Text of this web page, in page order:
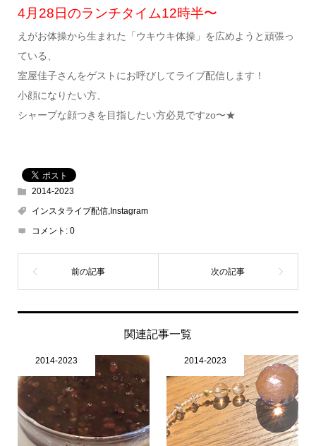
4月28日のランチタイム12時半〜
えがお体操から生まれた「ウキウキ体操」を広めようと頑張っ
ている、
室屋佳子さんをゲストにお呼びしてライブ配信します！
小顔になりたい方、
シャープな顔つきを目指したい方必見ですzo〜★
2014-2023
インスタライブ配信,Instagram
コメント: 0
関連記事一覧
2014-2023 2014-2023